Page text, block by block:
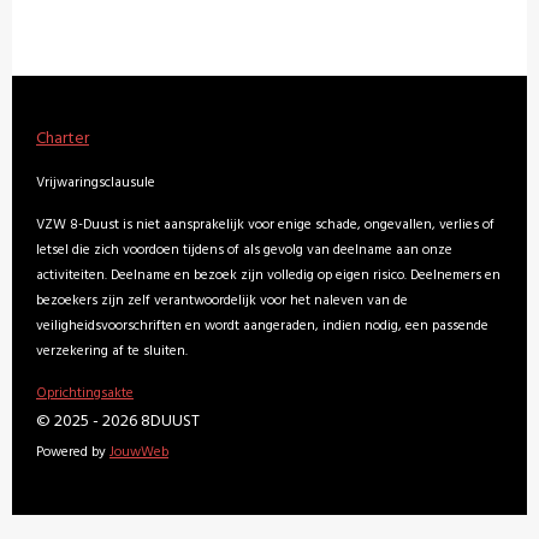
Charter
Vrijwaringsclausule
VZW 8-Duust is niet aansprakelijk voor enige schade, ongevallen, verlies of
letsel die zich voordoen tijdens of als gevolg van deelname aan onze
activiteiten. Deelname en bezoek zijn volledig op eigen risico. Deelnemers en
bezoekers zijn zelf verantwoordelijk voor het naleven van de
veiligheidsvoorschriften en wordt aangeraden, indien nodig, een passende
verzekering af te sluiten.
Oprichtingsakte
© 2025 - 2026 8DUUST
Powered byJouwWeb